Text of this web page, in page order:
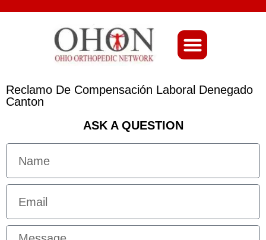
Reclamo De Compensación Laboral Denegado
Canton
ASK A QUESTION